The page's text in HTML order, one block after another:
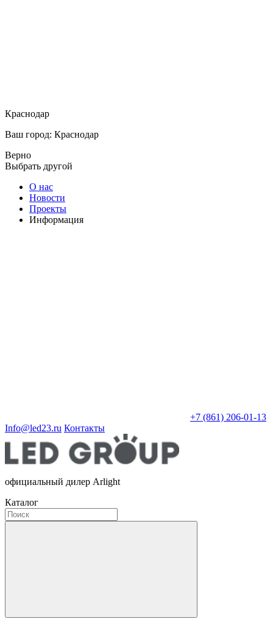
Краснодар
Ваш город: Краснодар
Верно
Выбрать другой
О нас
Новости
Проекты
Информация
+7 (861) 206-01-13
Info@led23.ru Контакты
официальный дилер Arlight
Каталог